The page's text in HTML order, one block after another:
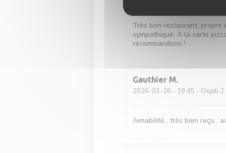
Très bon restaurant, propre
sympathique. À la carte
recommandons !
Gauthier M
2026-03-26 - 19:45 - Ospiti 2
Aimabilité , très bien reçu ,